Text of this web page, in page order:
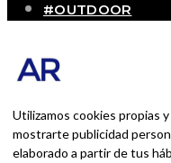
#OUTDOOR
Experiencias
persona que
Utilizamos cookies propias
mostrarte publicidad
elaborado a partir de tus